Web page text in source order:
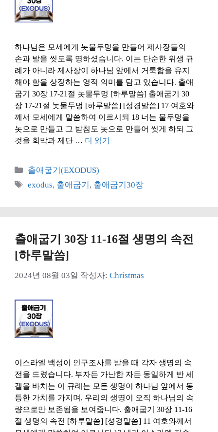
하나님은 모세에게 놋물두멍을 만들어 제사장들의
손과 발을 씻도록 명하셨습니다. 이는 단순한 위생 규
례가 아니라 제사장이 하나님 앞에서 거룩함을 유지
해야 함을 상징하는 영적 의미를 담고 있습니다. 출애
굽기 30장 17-21절 놋물두멍 [하루말씀] 출애굽기 30
장 17-21절 놋물두멍 [하루말씀] [성경말씀] 17 여호와
께서 모세에게 말씀하여 이르시되 18 너는 물두멍을
놋으로 만들고 그 받침도 놋으로 만들어 씻게 하되 그
것을 회막과 제단 … 더 읽기
카
출애굽기(EXODUS)
태
exodus, 출애굽기 , 출애굽기30장
출애굽기 30장 11-16절 생명의 속전
[하루말씀]
2024년 08월 03일 작성자: Christmas
이스라엘 백성이 인구조사를 받을 때 각자 생명의 속
전을 드렸습니다. 부자든 가난한 자든 동일하게 반 세
겔을 바치는 이 규례는 모든 생명이 하나님 앞에서 동
등한 가치를 가지며, 우리의 생명이 오직 하나님의 속
량으로만 보존됨을 보여줍니다. 출애굽기 30장 11-16
절 생명의 속전 [하루말씀] [성경말씀] 11 여호와께서